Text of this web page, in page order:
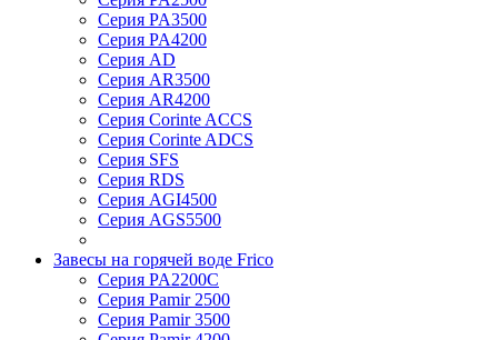
Серия PA3500
Серия PA4200
Серия AD
Серия AR3500
Серия AR4200
Серия Corinte ACCS
Серия Corinte ADCS
Серия SFS
Серия RDS
Серия AGI4500
Серия AGS5500
Завесы на горячей воде Frico
Серия PA2200C
Серия Pamir 2500
Серия Pamir 3500